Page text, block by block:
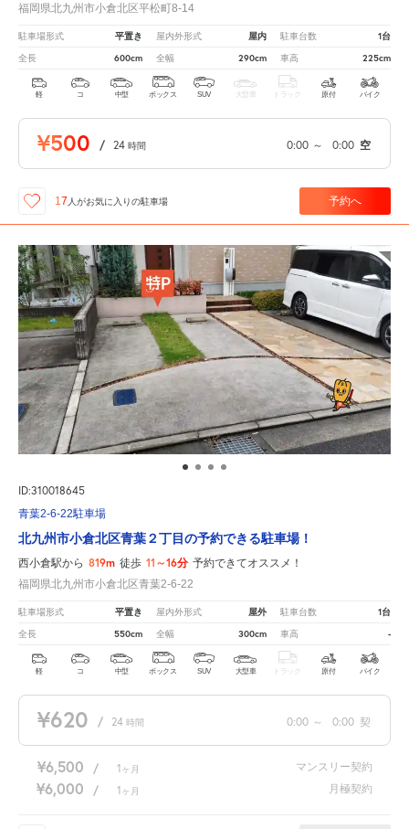
福岡県北九州市小倉北区平松町8-14
駐車場形式 平置き 屋内外形式 屋内 駐車台数 1台
全長 600cm 全幅 290cm 車高 225cm
軽 コ 中型 ボックス SUV 大型車 トラック 原付 バイク
¥500 / 24 時間 0:00 ～ 0:00 空
17 人がお気に入りの駐車場 予約へ
ID:310018645
青葉2-6-22駐車場
北九州市小倉北区青葉２丁目の予約できる駐車場！
西小倉駅から 819m 徒歩 11～16分 予約できてオススメ！
福岡県北九州市小倉北区青葉2-6-22
駐車場形式 平置き 屋内外形式 屋外 駐車台数 1台
全長 550cm 全幅 300cm 車高 -
軽 コ 中型 ボックス SUV 大型車 トラック 原付 バイク
¥620 / 24 時間 0:00 ～ 0:00 契
¥6,500 / 1 ヶ月 マンスリー契約
¥6,000 / 1 ヶ月 月極契約